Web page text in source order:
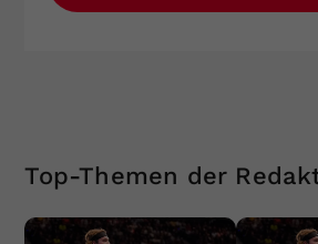
Top-Themen der